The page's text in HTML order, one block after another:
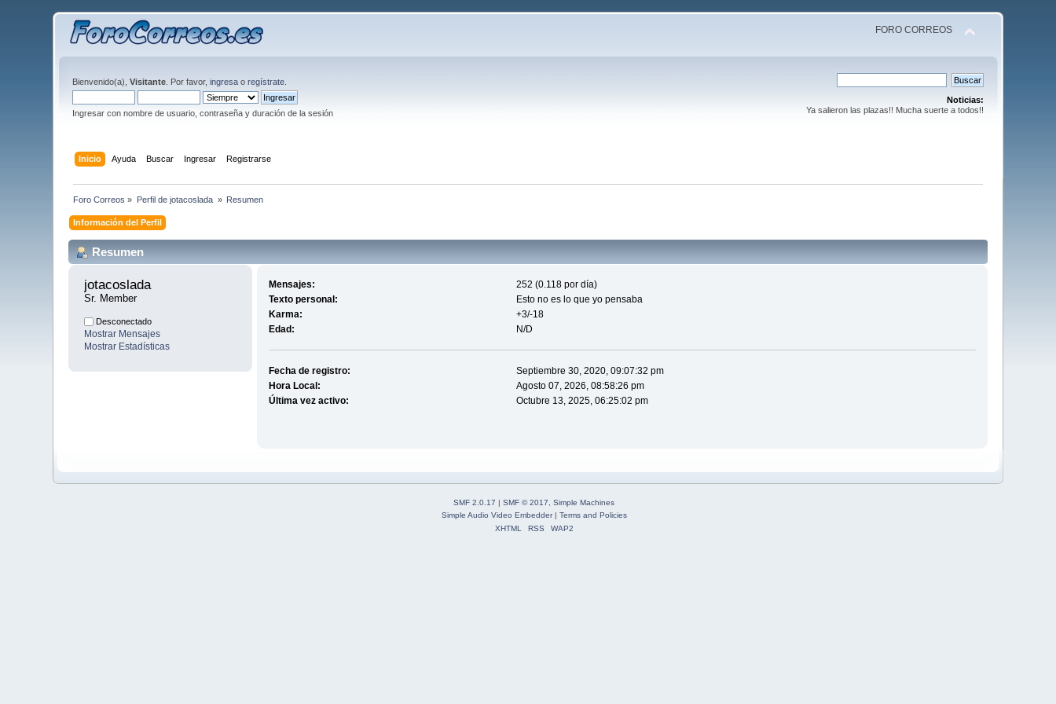
FORO CORREOS
Bienvenido(a),Visitante . Por favor,ingresa oregístrate
Ingresar con nombre de usuario, contraseña y duración de la sesión
Noticias:
Ya salieron las plazas!! Mucha suerte a todos!!
Inicio Ayuda Buscar Ingresar Registrarse
Foro Correos » Perfil de jotacoslada » Resumen
Información del Perfil
Resumen
jotacoslada
Sr. Member
Desconectado
Mostrar Mensajes
Mostrar Estadísticas
Mensajes:
252 (0.118 por día)
Texto personal:
Esto no es lo que yo pensaba
Karma:
+3/-18
Edad:
N/D
Fecha de registro:
Septiembre 30, 2020, 09:07:32 pm
Hora Local:
Agosto 07, 2026, 08:58:26 pm
Última vez activo:
Octubre 13, 2025, 06:25:02 pm
SMF 2.0.17 | SMF © 2017, Simple Machines
Simple Audio Video Embedder| Terms and Policies
XHTML
RSS WAP2